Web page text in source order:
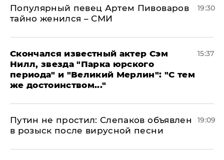
Популярный певец Артем Пивоваров
тайно женился – СМИ
19:30
Скончался известный актер Сэм
Нилл, звезда "Парка юрского
периода" и "Великий Мерлин": "С тем
же достоинством..."
15:37
Путин не простил: Слепаков объявлен
в розыск после вирусной песни
19:09